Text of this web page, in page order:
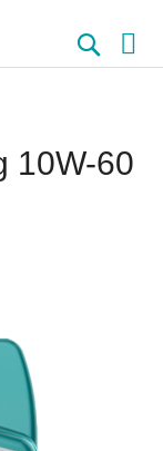
Suche
10W-60